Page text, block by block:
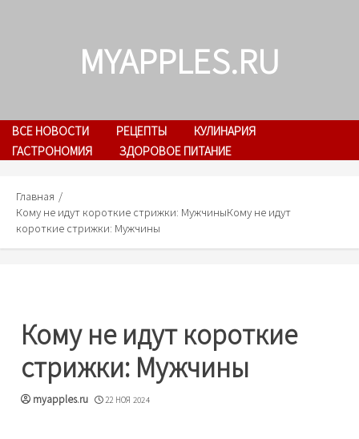
MYAPPLES.RU
ВСЕ НОВОСТИ РЕЦЕПТЫ
КУЛИНАРИЯ
ГАСТРОНОМИЯ
ЗДОРОВОЕ ПИТАНИЕ
Главная
Кому не идут короткие стрижки: МужчиныКому не идут
короткие стрижки: Мужчины
Кому не идут короткие
стрижки: Мужчины
myapples.ru 22 НОЯ 2024